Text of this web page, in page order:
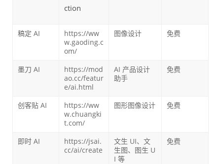
ction
稿定 AI
https://ww
w.gaoding.c
om/
图像设计 免费
墨刀 AI
https://mod
ao.cc/featur
e/ai.html
AI 产品设计
助手
免费
创客贴 AI
https://ww
w.chuangki
t.com/
图形图像设计 免费
即时 AI
https://jsai.
cc/ai/create
文生 UI、文
生图、图生 U
I 等
免费